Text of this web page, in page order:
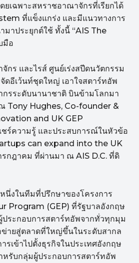
ยเฉพาะสหราชอาณาจักรที่เรียกได้
ที่แข็งแกร่ง และมีแนวทางการ
มาประยุกต์ใช้ ทั้งนี้ “AIS The
มือ
ร และไรส์ ศูนย์เร่งสปีดนวัตกรรม
ดอีเว้นท์ชุดใหญ่ เอาใจสตาร์ทอัพ
กรระดับนานาชาติ บินข้ามโลกมา
Tony Hughes, Co-founder &
and UK GEP
ร์ความรู้ และประสบการณ์ในหัวข้อ
can expand into the UK
รกฎาคม ที่ผ่านมา ณ AIS D.C. ที่ดิ
นึ่งในทีมที่ปรึกษาของโครงการ
Program (GEP) ที่รัฐบาลอังกฤษ
ประกอบการสตาร์ทอัพจากทั่วทุกมุม
ข่ายสู่ตลาดที่ใหญ่ขึ้นในระดับสากล
รเข้าไปตั้งธุรกิจในประเทศอังกฤษ
หรับกลุ่มผู้ประกอบการสตาร์ทอัพ